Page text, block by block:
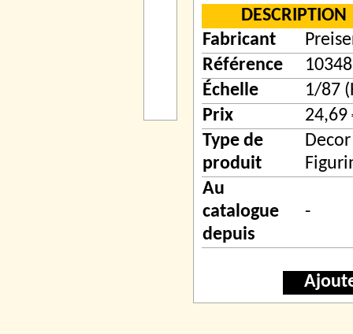
DESCRIPTION
Fabricant
Référence
10348
Échelle
1/87
Prix
24,69
Type de
produit
Au
catalogue
depuis
-